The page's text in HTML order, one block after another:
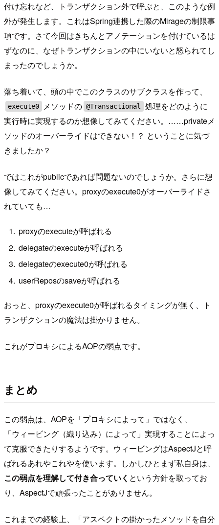
付け忘れなど、トランザクション外で呼ぶと、このような例
外が発生します。これはSpring連携した際のMirageの制限事
項です。さて今回はきちんとアノテーションを付けているは
ずなのに、なぜトランザクションの中にいないと怒られてし
まったのでしょうか。
落ち着いて、頭の中でこのクラスのサブクラスを作って、
execute0 メソッドの @Transactional
処理をどのように
実行時に実現するのか想像してみてください。……privateメ
ソッドのオーバーライドはできない！？ ということに気づ
きましたか？
ではこれがpublicであれば問題ないのでしょうか。さらに想
像してみてください。proxyのexecute0がオーバーライドさ
れていても…
proxyのexecuteが呼ばれる
delegateのexecuteが呼ばれる
delegateのexecute0が呼ばれる
userReposのsaveが呼ばれる
おっと、proxyのexecute0が呼ばれるタイミングが無く、ト
ランザクションの魔法は掛かりません。
これがプロキシによるAOPの弱点です。
まとめ
この弱点は、AOPを「プロキシによって」ではなく、
「ウィービング（織り込み）によって」実現することによっ
て克服できたりするようです。ウィービングはAspectJと呼
ばれるあれやこれやを使います。しかしひとまず私自身は、
この弱点を理解して付き合っていく という方針を取ってお
り、AspectJで頑張ったことがありません。
これまでの経験上、「アスペクトの掛かったメソッドを自分